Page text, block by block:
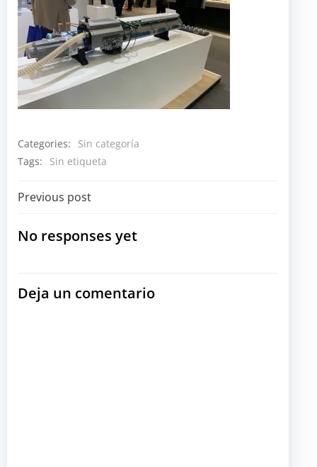
Categories:
Sin categoría
Tags:
Sin etiqueta
Navegación
por
entradas
Previous post
No responses yet
Deja un comentario